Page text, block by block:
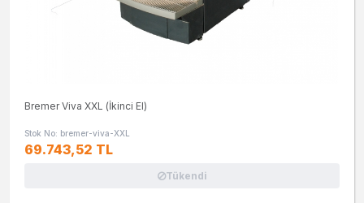
Bremer Viva XXL (İkinci El)
Stok No: bremer-viva-XXL
69.743,52 TL
Tükendi